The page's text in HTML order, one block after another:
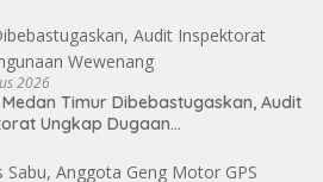
2026
Timur Dibebastugaskan, Audit
Ungkap Dugaan